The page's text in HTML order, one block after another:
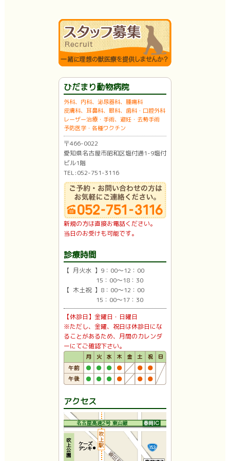
ひだまり動物病院
外科、内科、泌尿器科、腫瘍科
皮膚科、耳鼻科、眼科、歯科・口腔外科
レーザー治療・手術、避妊・去勢手術
予防医学・各種ワクチン
〒466-0022
愛知県名古屋市昭和区塩付通1-9塩付
ビル1階
TEL:052-751-3116
新規の方は直接お電話ください。
当日のお受けも可能です。
診療時間
【 月火水 】9：00〜12：00
15：00〜18：30
【 木土祝 】8：00〜12：00
15：00〜17：30
【休診日】金曜日・日曜日
※ただし、金曜、祝日は休診日にな
ることがあるため、月間のカレンダ
ーにてご確認下さい。
アクセス